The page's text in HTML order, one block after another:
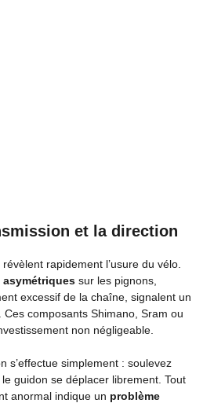
et la direction
rapidement l’usure du vélo.
sur les pignons,
excessif de la chaîne, signalent un
composants Shimano, Sram ou
non négligeable.
s’effectue simplement : soulevez
le guidon se déplacer librement. Tout
anormal indique un problème